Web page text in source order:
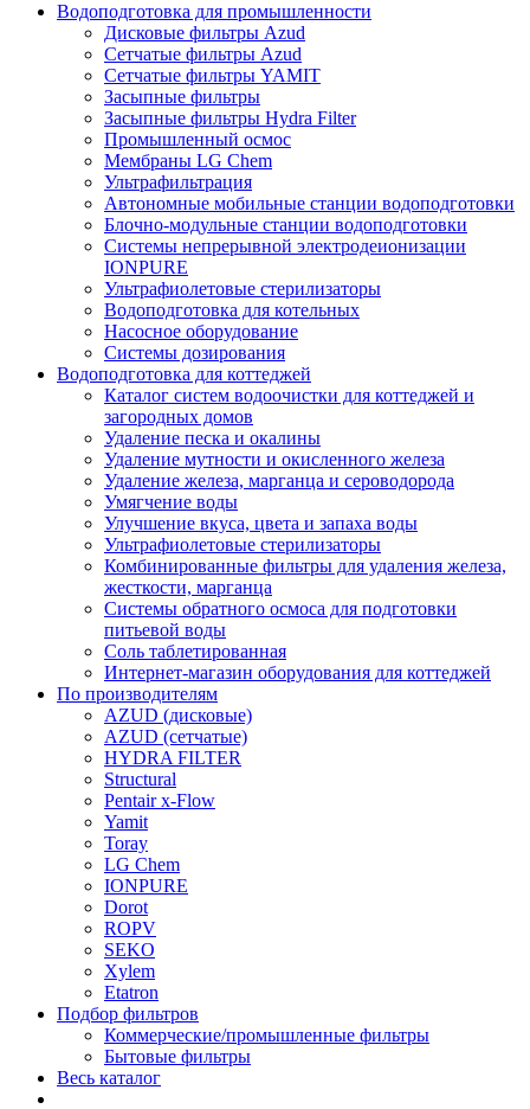
Водоподготовка для промышленности
Дисковые фильтры Azud
Сетчатые фильтры Azud
Сетчатые фильтры YAMIT
Засыпные фильтры
Засыпные фильтры Hydra Filter
Промышленный осмос
Мембраны LG Chem
Ультрафильтрация
Автономные мобильные станции водоподготовки
Блочно-модульные станции водоподготовки
Системы непрерывной электродеионизации
IONPURE
Ультрафиолетовые стерилизаторы
Водоподготовка для котельных
Насосное оборудование
Системы дозирования
Водоподготовка для коттеджей
Каталог систем водоочистки для коттеджей и
загородных домов
Удаление песка и окалины
Удаление мутности и окисленного железа
Удаление железа, марганца и сероводорода
Умягчение воды
Улучшение вкуса, цвета и запаха воды
Ультрафиолетовые стерилизаторы
Комбинированные фильтры для удаления железа,
жесткости, марганца
Системы обратного осмоса для подготовки
питьевой воды
Соль таблетированная
Интернет-магазин оборудования для коттеджей
По производителям
AZUD (дисковые)
AZUD (сетчатые)
HYDRA FILTER
Structural
Pentair x-Flow
Yamit
Toray
LG Chem
IONPURE
Dorot
ROPV
SEKO
Xylem
Etatron
Подбор фильтров
Коммерческие/промышленные фильтры
Бытовые фильтры
Весь каталог